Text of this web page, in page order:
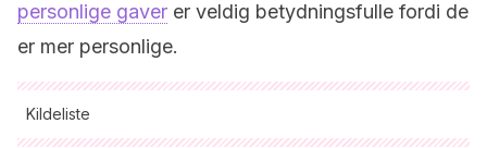
personlige gaver er veldig betydningsfulle fordi de
er mer personlige.
Kildeliste